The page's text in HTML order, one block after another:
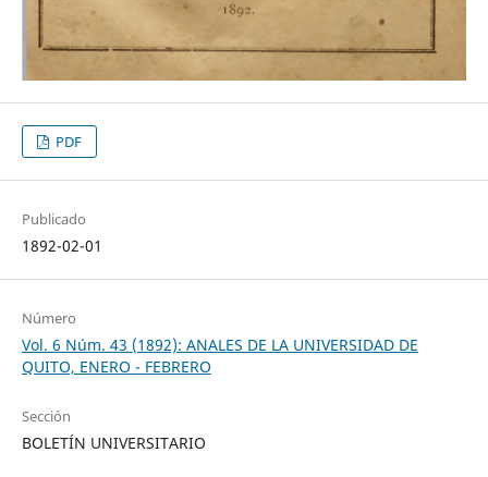
PDF
Publicado
1892-02-01
Número
Vol. 6 Núm. 43 (1892): ANALES DE LA UNIVERSIDAD DE
QUITO, ENERO - FEBRERO
Sección
BOLETÍN UNIVERSITARIO